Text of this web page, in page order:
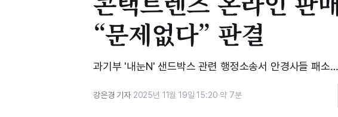
“문제없다” 판결
과기부 '내눈N' 샌드박스 관련 행정소송서 안경사들 패소
강은경 기자·2025년 11월 19일 15:20·약 7분